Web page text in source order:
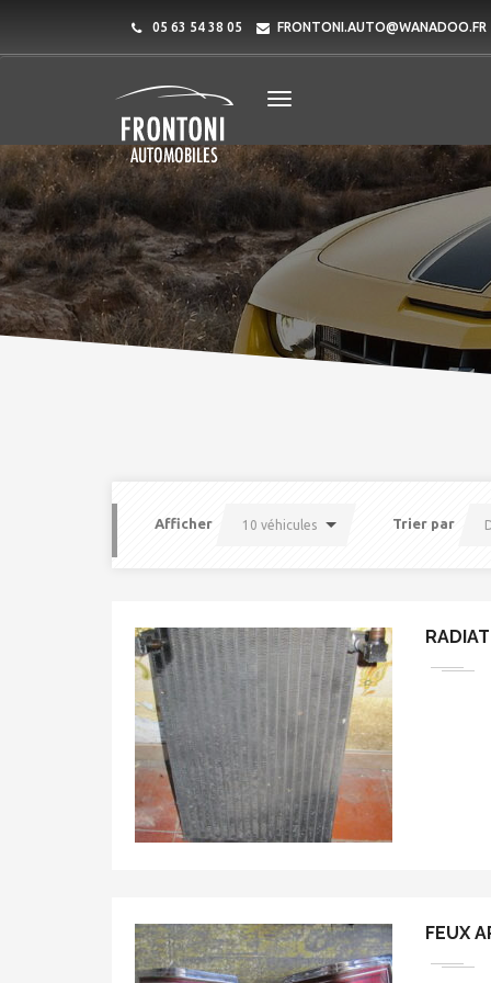
05 63 54 38 05 FRONTONI.AUTO@WANADOO.FR
Afficher 10 véhicules Trier par
FEUX